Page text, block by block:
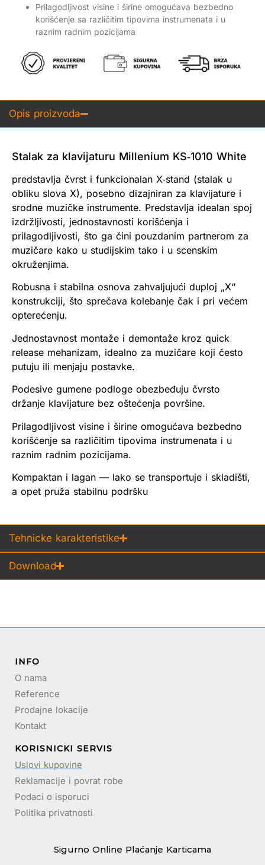
Prilagodljivost visine i širine omogućava bezbedno
korišćenje sa različitim tipovima instrumenata i u
raznim radnim pozicijama
Opis proizvoda
Stalak za klavijaturu Millenium KS‑1010 White
predstavlja čvrst i funkcionalan X‑stand (stalak u
obliku slova X), posebno dizajniran za klavijature i
srodne muzičke instrumente. Predstavlja idealan spoj
izdržljivosti, jednostavnosti korišćenja i
prilagodljivosti, što ga čini pouzdanim partnerom za
muzičare kako u studijskim tako i u scenskim
okruženjima.
Robusna i stabilna osnova zahvaljujući duploj „X“
konstrukciji, što sprečava kolebanje čak i pri većem
opterećenju.
Jednostavnost montaže i demontaže kroz quick
release mehanizam, idealno za muzičare koji često
putuju ili menjaju postavke.
Podesive gumene podloge obezbeđuju čvrsto
držanje klavijature bez oštećenja površine.
Prilagodljivost visine i širine omogućava bezbedno
korišćenje sa različitim tipovima instrumenata i u
raznim radnim pozicijama.
Kompaktan i lagan — lako se transportuje i skladišti,
a opet pruža stabilnu podršku
Tehnicke karakteristike
Download
INFO
O nama
Reference
Prodajne lokacije
Kontakt
KORISNICKI SERVIS
Uslovi kupovine
Reklamacije i povrat robe
Podaci o isporuci
Politika privatnosti
Sigurno Online Plaćanje Karticama